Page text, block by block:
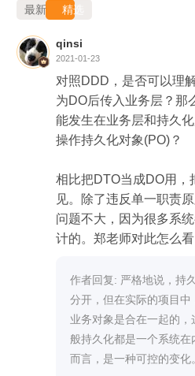
最新 精选
qinsi
2021-01-23
对照DDD，是否可以理
为DO后传入业务层？那
能发生在业务层和持久
操作持久化对象(PO)？
相比把DTO当成DO用，
见。除了违反单一职责
问题不大，因为很多系
计的。郑老师对此怎么看
作者回复: 严格地说，持
分开，但在实际的项目
业务对象是合在一起的
般持久化都是一个系统
而言，是一种可控的变化。